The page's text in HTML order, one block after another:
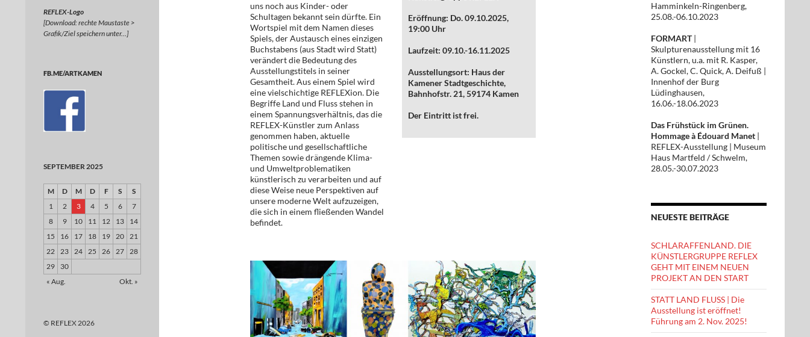
uns noch aus Kinder- oder
Schultagen bekannt sein dürfte. Ein
Wortspiel mit dem Namen dieses
Spiels, der Austausch eines einzigen
Buchstabens (aus Stadt wird Statt)
verändert die Bedeutung des
Ausstellungstitels in seiner
Gesamtheit. Aus einem Spiel wird
eine vielschichtige REFLEXion. Die
Begriffe Land und Fluss stehen in
einem Spannungsverhältnis, das die
REFLEX-Künstler zum Anlass
genommen haben, aktuelle
politische und gesellschaftliche
Themen sowie drängende Klima-
und Umweltproblematiken
künstlerisch zu verarbeiten und auf
diese Weise neue Perspektiven auf
unsere moderne Welt aufzuzeigen,
die sich in einem fließenden Wandel
befindet.
Eröffnung: Do. 09.10.2025,
19:00 Uhr
Laufzeit: 09.10.-16.11.2025
Ausstellungsort: Haus der
Kamener Stadtgeschichte,
Bahnhofstr. 21, 59174 Kamen
Der Eintritt ist frei.
Hamminkeln-Ringenberg,
25.08.-06.10.2023
FORMART|
Skulpturenausstellung mit 16
Künstlern, u.a. mit R. Kasper,
A. Gockel, C. Quick, A. Deifuß |
Innenhof der Burg
Lüdinghausen,
16.06.-18.06.2023
Das Frühstück im Grünen.
Hommage à Édouard Manet |
REFLEX-Ausstellung | Museum
Haus Martfeld / Schwelm,
28.05.-30.07.2023
NEUESTE BEITRÄGE
SCHLARAFFENLAND. DIE
KÜNSTLERGRUPPE REFLEX
GEHT MIT EINEM NEUEN
PROJEKT AN DEN START
STATT LAND FLUSS | Die
Ausstellung ist eröffnet!
Führung am 2. Nov. 2025!
REFLEX-Logo
[Download: rechte Maustaste >
Grafik/Ziel speichern unter…]
FB.ME/ARTKAMEN
SEPTEMBER 2025
M D M D F S
S
1
2 3 4 5 6
7
8
9 10 11 12 13
14
15
16 17 18 19 20
21
22
23 24 25 26 27
28
29
30
« Aug.
Okt. »
© REFLEX 2026